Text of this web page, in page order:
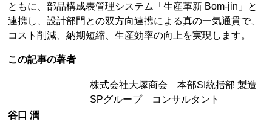
ともに、部品構成表管理システム「生産革新 Bom-jin」と
連携し、設計部門との双方向連携による真の一気通貫で、
コスト削減、納期短縮、生産効率の向上を実現します。
この記事の著者
株式会社大塚商会 本部SI統括部 製造
SPグループ コンサルタント
谷口 潤